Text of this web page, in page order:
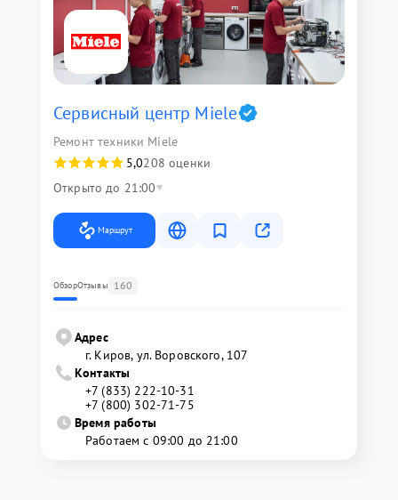
Сервисный центр Miele
Ремонт техники Miele
5,0208 оценки
Открыто до 21:00
Маршрут
ОбзорОтзывы 160
Адрес
г. Киров, ул. Воровского, 107
Контакты
+7 (833) 222-10-31
+7 (800) 302-71-75
Время работы
Работаем с 09:00 до 21:00